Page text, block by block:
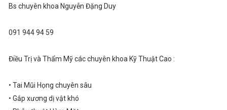
Bs chuyên khoa Nguyễn Đặng Duy
091 944 94 59
Điều Trị và Thẩm Mỹ các chuyên khoa Kỹ Thuật Cao :
• Tai Mũi Họng chuyên sâu
• Gắp xương dị vật khó